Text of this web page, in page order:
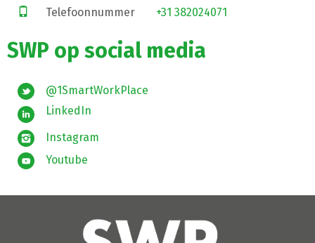
Telefoonnummer
+31 382024071
SWP op social media
@1SmartWorkPlace
LinkedIn
Instagram
Youtube